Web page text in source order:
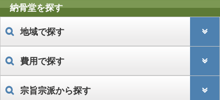
納骨堂を探す
地域で探す
費用で探す
宗旨宗派から探す